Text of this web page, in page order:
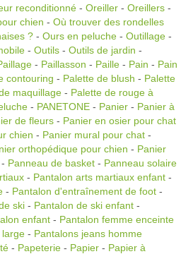
reconditionné - Oreiller - Oreillers -
chien - Où trouver des rondelles
? - Ours en peluche - Outillage -
- Outils - Outils de jardin -
- Paillasson - Paille - Pain - Pain
contouring - Palette de blush - Palette
maquillage - Palette de rouge à
- PANETONE - Panier - Panier à
de fleurs - Panier en osier pour chat
chien - Panier mural pour chat -
orthopédique pour chien - Panier
- Panneau de basket - Panneau solaire
- Pantalon arts martiaux enfant -
- Pantalon d'entraînement de foot -
ski - Pantalon de ski enfant -
enfant - Pantalon femme enceinte
large - Pantalons jeans homme
- Papeterie - Papier - Papier à